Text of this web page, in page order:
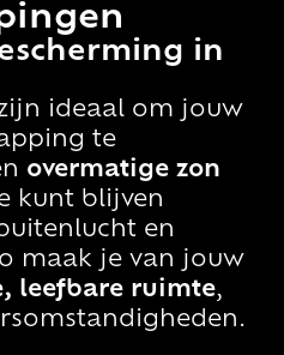
in
ideaal om jouw
te
overmatige zon
kunt blijven
en
maak je van jouw
leefbare ruimte,